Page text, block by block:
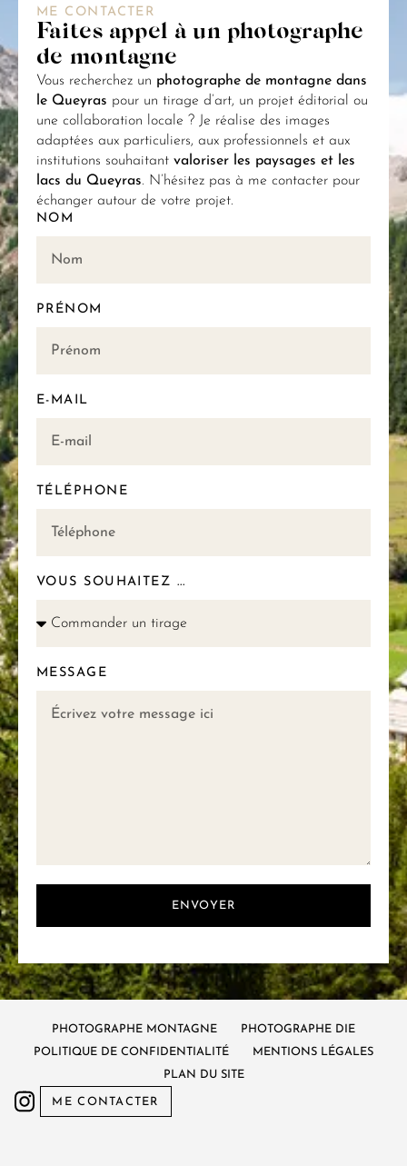
ME CONTACTER
Faites appel à un photographe
de montagne
Vous recherchez un photographe de montagne dans
le Queyras pour un tirage d’art, un projet éditorial ou
une collaboration locale ? Je réalise des images
adaptées aux particuliers, aux professionnels et aux
institutions souhaitant valoriser les paysages et les
lacs du Queyras. N’hésitez pas à me contacter pour
échanger autour de votre projet.
NOM
PRÉNOM
E-MAIL
TÉLÉPHONE
VOUS SOUHAITEZ ...
MESSAGE
ENVOYER
PHOTOGRAPHE MONTAGNE
PHOTOGRAPHE DIE
POLITIQUE DE CONFIDENTIALITÉ
MENTIONS LÉGALES
PLAN DU SITE
ME CONTACTER